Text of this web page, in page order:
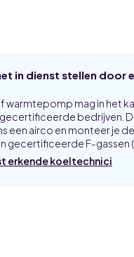
in dienst stellen door
warmtepomp mag in het
bedrijven.
een airco en monteer je
F-gassen
erkende koeltechnici